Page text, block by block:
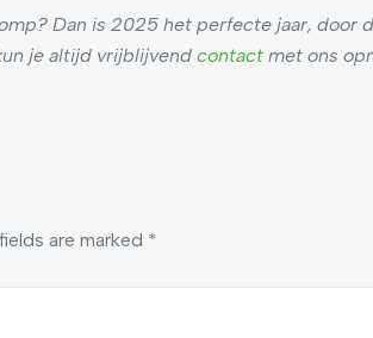
Dan is 2025 het perfecte jaar,
je altijd vrijblijvend contact met ons
are marked *